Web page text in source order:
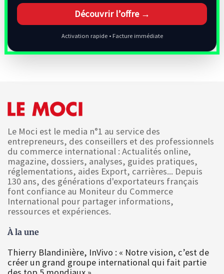
Découvrir l’offre →
Activation rapide • Facture immédiate
Le Moci est le media n°1 au service des
entrepreneurs, des conseillers et des professionnels
du commerce international : Actualités online,
magazine, dossiers, analyses, guides pratiques,
réglementations, aides Export, carrières... Depuis
130 ans, des générations d'exportateurs français
font confiance au Moniteur du Commerce
International pour partager informations,
ressources et expériences.
À la une
Thierry Blandinière, InVivo : « Notre vision, c’est de
créer un grand groupe international qui fait partie